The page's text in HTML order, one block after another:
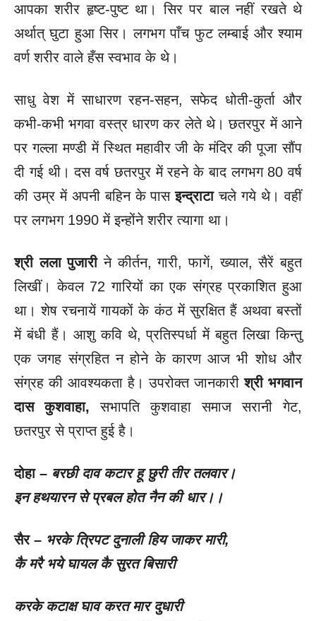
आपका शरीर हृष्ट-पुष्ट था। सिर पर बाल नहीं रखते थे
अर्थात् घुटा हुआ सिर। लगभग पाँच फुट लम्बाई और श्याम
वर्ण शरीर वाले हँस स्वभाव के थे।
साधु वेश में साधारण रहन-सहन, सफेद धोती-कुर्ता और
कभी-कभी भगवा वस्त्र धारण कर लेते थे। छतरपुर में आने
पर गल्ला मण्डी में स्थित महावीर जी के मंदिर की पूजा सौंप
दी गई थी। दस वर्ष छतरपुर में रहने के बाद लगभग 80 वर्ष
की उम्र में अपनी बहिन के पासइन्द्राटाचले गये थे। वहीं
पर लगभग 1990 में इन्होंने शरीर त्यागा था।
श्री लला पुजारीने कीर्तन, गारी, फागें, ख्याल, सैरें बहुत
लिखीं। केवल 72 गारियों का एक संग्रह प्रकाशित हुआ
था। शेष रचनायें गायकों के कंठ में सुरक्षित हैं अथवा बस्तों
में बंधी हैं। आशु कवि थे, प्रतिस्पर्धा में बहुत लिखा किन्तु
एक जगह संग्रहित न होने के कारण आज भी शोध और
संग्रह की आवश्यकता है। उपरोक्त जानकारीश्री भगवान
दास कुशवाहा, सभापति कुशवाहा समाज सरानी गेट,
छतरपुर से प्राप्त हुई है।
दोहा – बरछी दाव कटार हू छुरी तीर तलवार।
इन हथयारन से प्रबल होत नैन की धार।।
सैर – भरके त्रिपट दुनाली हिय जाकर मारी,
कै मरै भये घायल कै सुरत बिसारी
करके कटाक्ष घाव करत मार दुधारी